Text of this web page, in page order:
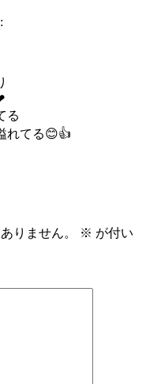
る
れてる😊👍
りません。 ※ が付い